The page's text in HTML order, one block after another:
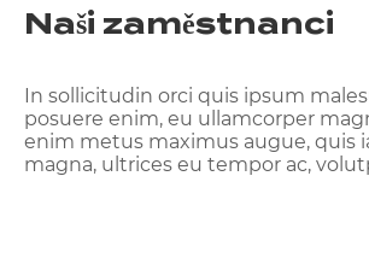
Naši zaměstnanci
In sollicitudin orci quis ipsum
posuere enim, eu ullamcorper
enim metus maximus augue, quis
magna, ultrices eu tempor ac,